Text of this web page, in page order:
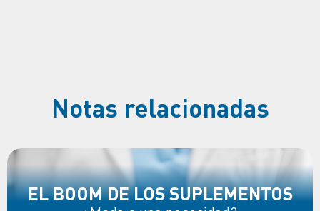
Notas relacionadas
EL BOOM DE LOS SUPLEMENTOS